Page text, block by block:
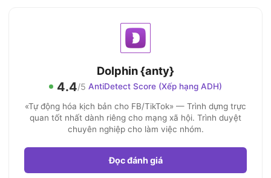
Dolphin {anty}
4.4/5 AntiDetect Score (Xếp hạng ADH)
«Tự động hóa kịch bản cho FB/TikTok» — Trình dựng trực
quan tốt nhất dành riêng cho mạng xã hội. Trình duyệt
chuyên nghiệp cho làm việc nhóm.
Đọc đánh giá